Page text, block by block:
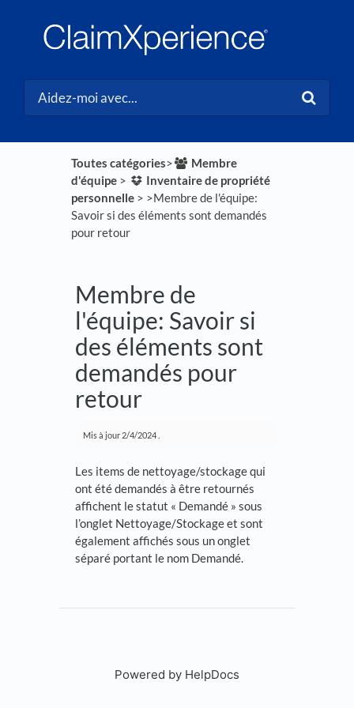
Toutes catégories​>​
​Membre
d'équipe​ > ​
​Inventaire de propriété
personnelle​ > ​ ​>​ Membre de l'équipe:
Savoir si des éléments sont demandés
pour retour
Membre de
l'équipe: Savoir si
des éléments sont
demandés pour
retour
Mis à jour 2/4/2024
Les items de nettoyage/stockage qui
ont été demandés à être retournés
affichent le statut « Demandé » sous
l’onglet Nettoyage/Stockage et sont
également affichés sous un onglet
séparé portant le nom Demandé.
Powered by HelpDocs